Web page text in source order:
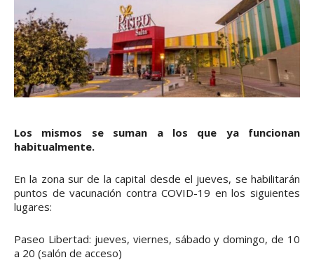
Los mismos se suman a los que ya funcionan
habitualmente.
En la zona sur de la capital desde el jueves, se habilitarán
puntos de vacunación contra COVID-19 en los siguientes
lugares:
Paseo Libertad: jueves, viernes, sábado y domingo, de 10
a 20 (salón de acceso)